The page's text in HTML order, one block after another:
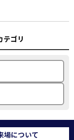
テゴリ
場について